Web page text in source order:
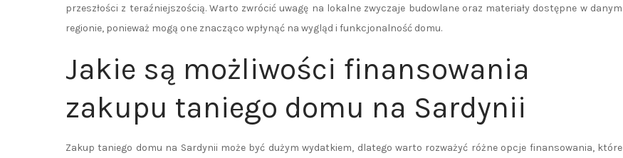
przeszłości z teraźniejszością. Warto zwrócić uwagę na lokalne zwyczaje budowlane oraz materiały dostępne w danym
regionie, ponieważ mogą one znacząco wpłynąć na wygląd i funkcjonalność domu.
Jakie są możliwości finansowania
zakupu taniego domu na Sardynii
Zakup taniego domu na Sardynii może być dużym wydatkiem, dlatego warto rozważyć różne opcje finansowania, które